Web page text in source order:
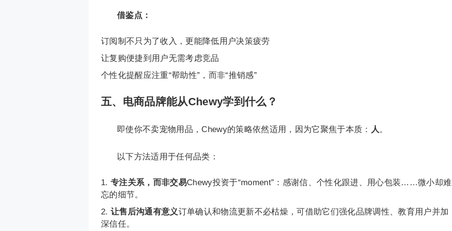
借鉴点：
订阅制不只为了收入，更能降低用户决策疲劳
让复购便捷到用户无需考虑竞品
个性化提醒应注重“帮助性”，而非“推销感”
五、 电商品牌能从Chewy学到什么？
即使你不卖宠物用品，Chewy的策略依然适用，因为它聚焦于本质： 人 。
以下方法适用于任何品类：
专注关系，而非交易Chewy投资于“moment”：感谢信、个性化跟进、用心包装……微小却难
忘的细节。
让售后沟通有意义订单确认和物流更新不必枯燥，可借助它们强化品牌调性、教育用户并加
深信任。